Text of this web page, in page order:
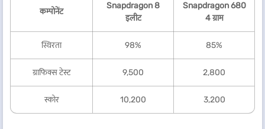
कम्पोनेंट
Snapdragon 8
इलीट
Snapdragon 680
4 ग्राम
स्थिरता 98% 85%
ग्राफिक्स टेस्ट 9,500 2,800
स्कोर 10,200 3,200